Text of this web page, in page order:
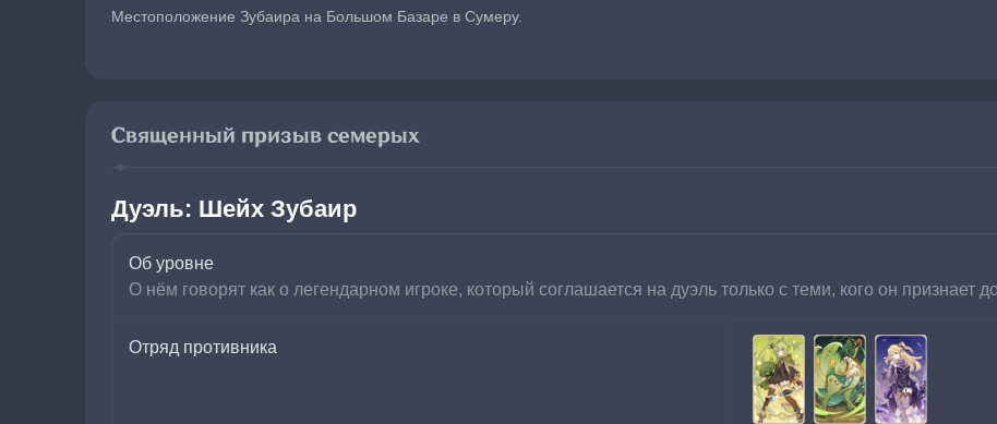
Местоположение Зубаира на Большом Базаре в Сумеру.
Священный призыв семерых
Дуэль: Шейх Зубаир
Об уровне
О нём говорят как о легендарном игроке, который соглашается на дуэль только с теми, кого он признает
Отряд противника